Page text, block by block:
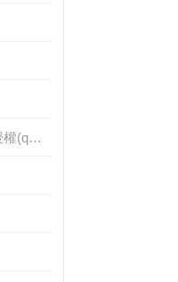
E＆K Scientific國內(nèi)授權(quán)代理